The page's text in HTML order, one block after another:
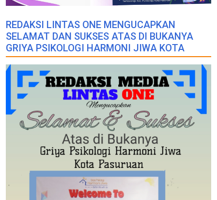
REDAKSI LINTAS ONE MENGUCAPKAN
SELAMAT DAN SUKSES ATAS DI BUKANYA
GRIYA PSIKOLOGI HARMONI JIWA KOTA